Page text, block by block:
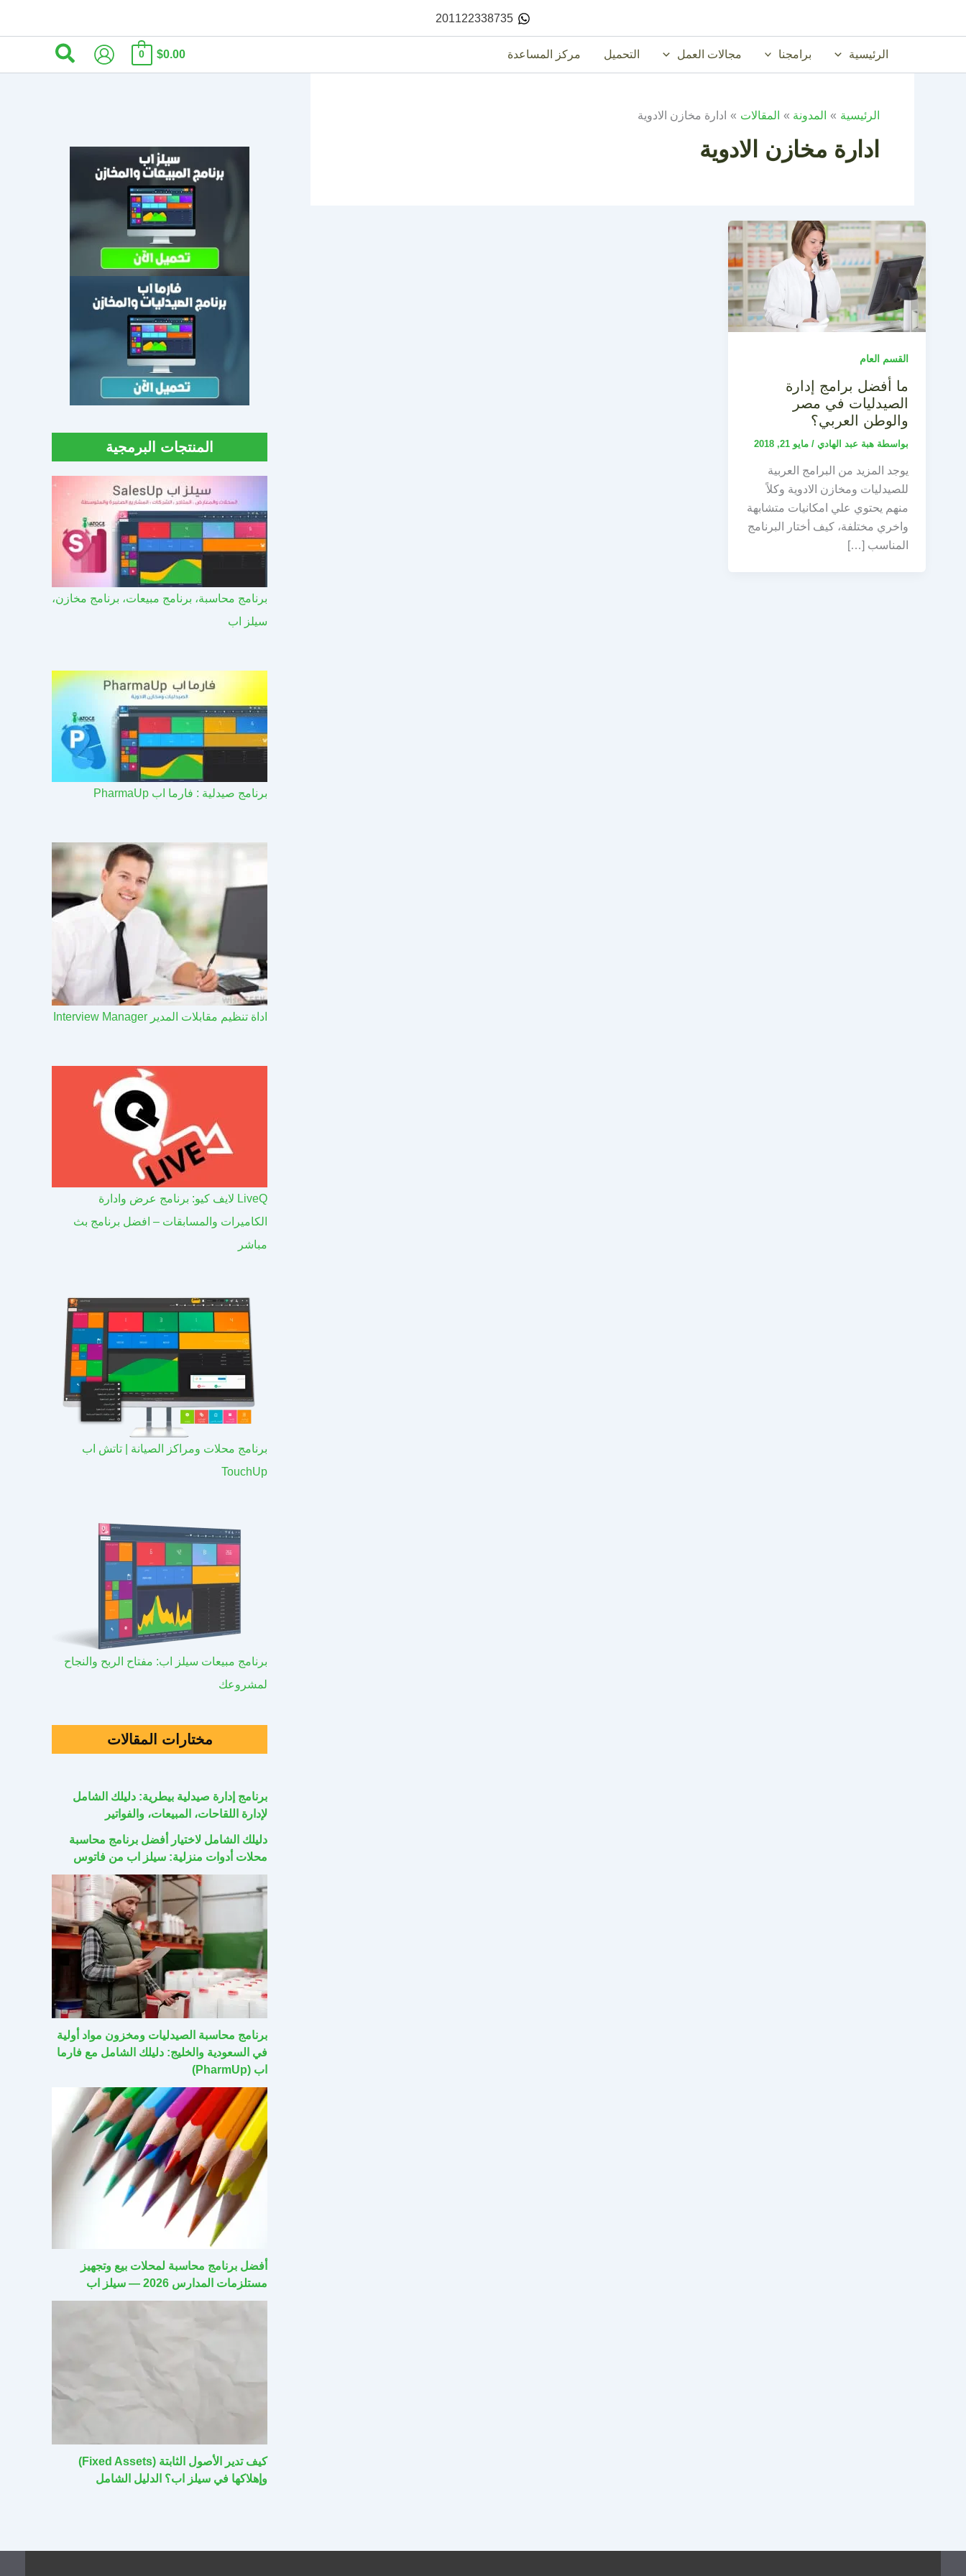
201122338735
الرئيسية برامجنا مجالات العمل التحميل مركز المساعدة $0.00
0 البحث
الرئيسية المدونة المقالات ادارة مخازن الادوية
ادارة مخازن الادوية
القسم العام
ما أفضل برامج إدارة
الصيدليات في مصر
والوطن العربي؟
بواسطة هبة عبد الهادي / مايو 21, 2018
يوجد المزيد من البرامج العربية
للصيدليات ومخازن الادوية وكلاً
منهم يحتوي علي امكانيات متشابهة
واخري مختلفة، كيف أختار البرنامج
المناسب […]
المنتجات البرمجية
برنامج محاسبة، برنامج مبيعات، برنامج مخازن،
سيلز اب
برنامج صيدلية : فارما اب PharmaUp​
اداة تنظيم مقابلات المدير Interview Manager
LiveQ لايف كيو: برنامج عرض وادارة
الكاميرات والمسابقات – افضل برنامج بث
مباشر
برنامج محلات ومراكز الصيانة | تاتش اب
TouchUp
برنامج مبيعات سيلز اب: مفتاح الربح والنجاح
لمشروعك
مختارات المقالات
برنامج إدارة صيدلية بيطرية: دليلك الشامل
لإدارة اللقاحات، المبيعات، والفواتير
دليلك الشامل لاختيار أفضل برنامج محاسبة
محلات أدوات منزلية: سيلز اب من فاتوس
برنامج محاسبة الصيدليات ومخزون مواد أولية
في السعودية والخليج: دليلك الشامل مع فارما
اب (PharmUp)
أفضل برنامج محاسبة لمحلات بيع وتجهيز
مستلزمات المدارس 2026 — سيلز اب
كيف تدير الأصول الثابتة (Fixed Assets)
وإهلاكها في سيلز اب؟ الدليل الشامل